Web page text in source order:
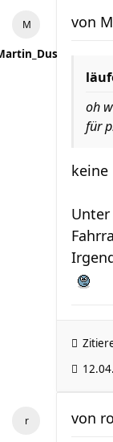
von
oh
für
keine
von